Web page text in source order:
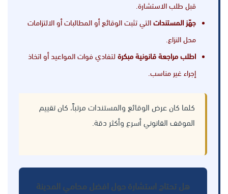
قبل طلب الاستشارة.
جهّز المستنداتالتي تثبت الوقائع أو المطالبات أو الالتزامات
محل النزاع.
اطلب مراجعة قانونية مبكرة لتفادي فوات المواعيد أو اتخاذ
إجراء غير مناسب.
كلما كان عرض الوقائع والمستندات مرتباً، كان تقييم
الموقف القانوني أسرع وأكثر دقة.
هل تحتاج استشارة حول افضل محامي المدينة